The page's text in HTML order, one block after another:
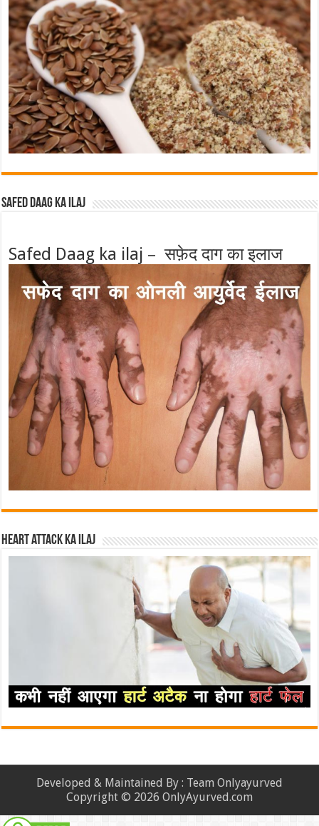
Safed Daag ka ilaj
Safed Daag ka ilaj – सफ़ेद दाग का इलाज
Heart attack ka ilaj
Developed & Maintained By : Team Onlyayurved
Copyright © 2026 OnlyAyurved.com